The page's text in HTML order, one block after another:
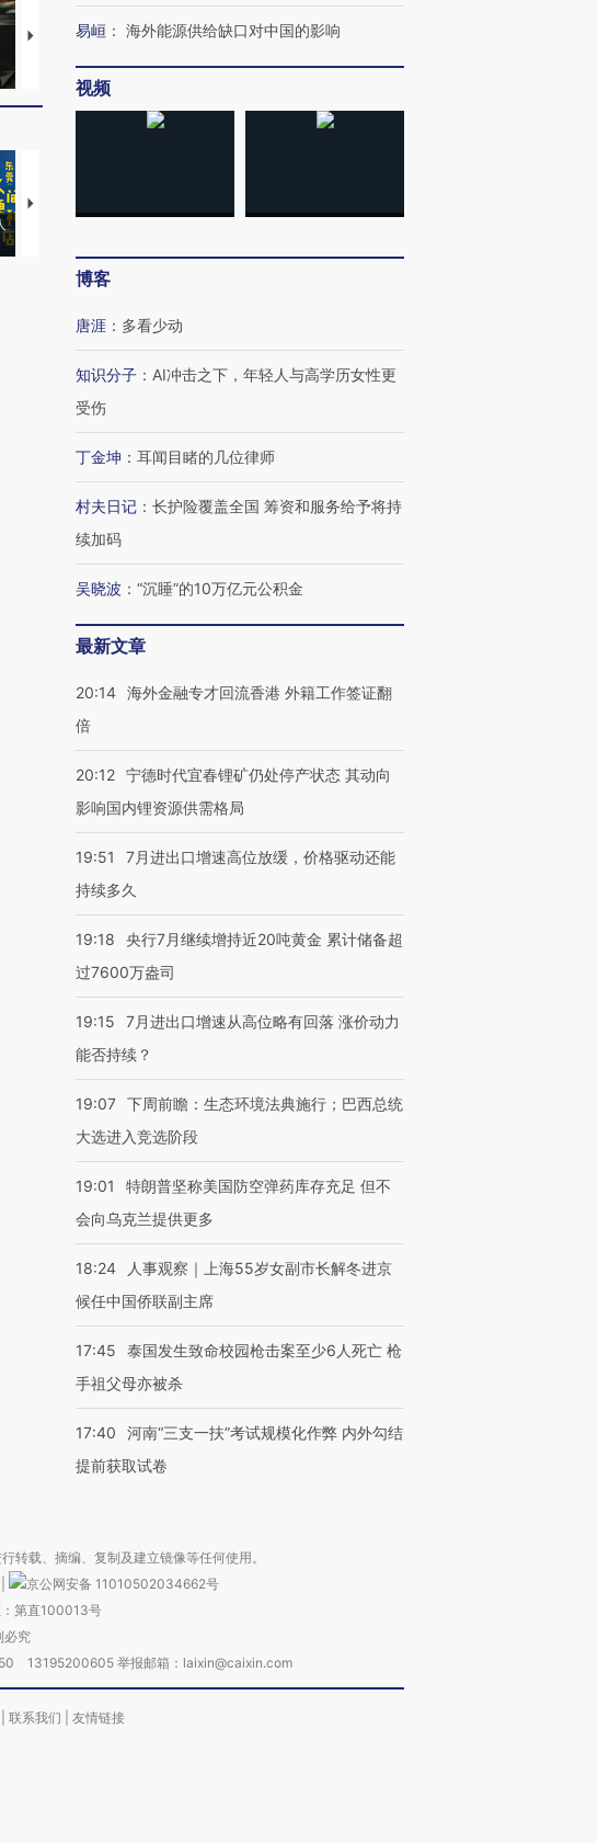
马航飞行员跨国走私7万
视线｜被称为“蟑螂”的印
【推广】走进第四届链博
易峘 ： 海外能源供给缺口对中国的影响
视频
博客
唐涯 ： 多看少动
知识分子 ： AI冲击之下，年轻人与高学历女性更
受伤
丁金坤 ： 耳闻目睹的几位律师
村夫日记 ： 长护险覆盖全国 筹资和服务给予将持
续加码
吴晓波 ： “沉睡”的10万亿元公积金
最新文章
20:14 海外金融专才回流香港 外籍工作签证翻
倍
20:12 宁德时代宜春锂矿仍处停产状态 其动向
影响国内锂资源供需格局
19:51
7月进出口增速高位放缓，价格驱动还能
持续多久
19:18
央行7月继续增持近20吨黄金 累计储备超
过7600万盎司
19:15
7月进出口增速从高位略有回落 涨价动力
能否持续？
19:07 下周前瞻：生态环境法典施行；巴西总统
大选进入竞选阶段
19:01
特朗普坚称美国防空弹药库存充足 但不
会向乌克兰提供更多
18:24
人事观察｜上海55岁女副市长解冬进京
候任中国侨联副主席
17:45
泰国发生致命校园枪击案至少6人死亡 枪
手祖父母亦被杀
17:40
河南“三支一扶”考试规模化作弊 内外勾结
提前获取试卷
转载、摘编、复制及建立镜像等任何使用。
京公网安备 11010502034662号
第直100013号
必究
13195200605 举报邮箱：laixin@caixin.com
联系我们 友情链接